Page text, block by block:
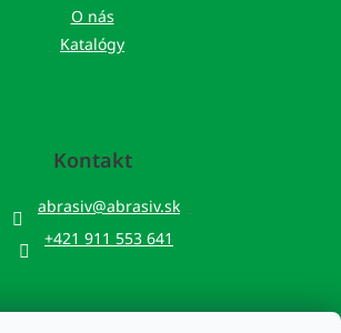
O nás
Katalógy
Kontakt
abrasiv@abrasiv.sk
+421 911 553 641